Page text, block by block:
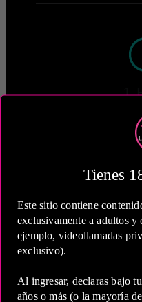
Tienes
Este sitio contiene
exclusivamente a adultos
ejemplo, videollamadas
exclusivo).
Al ingresar, declaras bajo
años o más (o la mayoría
1
COP
2
COP